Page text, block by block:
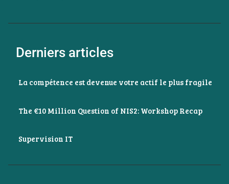
Derniers articles
La compétence est devenue votre actif le plus fragile
The €10 Million Question of NIS2: Workshop Recap
Supervision IT